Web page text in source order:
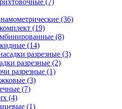
(36)
(19)
(8)
(14)
разрезные (3)
разрезные (2)
разрезные (1)
(3)
(7)
(4)
(1)